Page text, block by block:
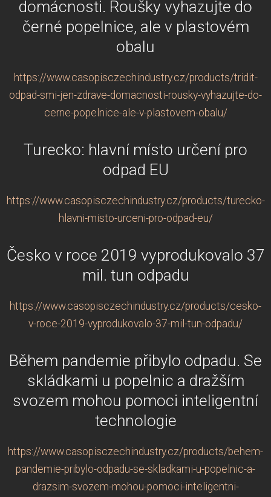
domácnosti. Roušky vyhazujte do
černé popelnice, ale v plastovém
obalu
https://www.casopisczechindustry.cz/products/tridit-
odpad-smi-jen-zdrave-domacnosti-rousky-vyhazujte-do-
cerne-popelnice-ale-v-plastovem-obalu/
Turecko: hlavní místo určení pro
odpad EU
https://www.casopisczechindustry.cz/products/turecko-
hlavni-misto-urceni-pro-odpad-eu/
Česko v roce 2019 vyprodukovalo 37
mil. tun odpadu
https://www.casopisczechindustry.cz/products/cesko-
v-roce-2019-vyprodukovalo-37-mil-tun-odpadu/
Během pandemie přibylo odpadu. Se
skládkami u popelnic a dražším
svozem mohou pomoci inteligentní
technologie
https://www.casopisczechindustry.cz/products/behem-
pandemie-pribylo-odpadu-se-skladkami-u-popelnic-a-
drazsim-svozem-mohou-pomoci-inteligentni-